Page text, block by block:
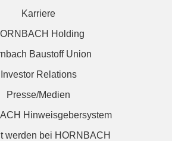
Karriere
Holding
Baustoff Union
Investor Relations
Presse/Medien
Hinweisgebersystem
werden bei HORNBACH